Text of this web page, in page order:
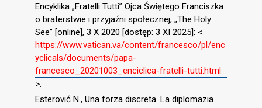
Encyklika „Fratelli Tutti” Ojca Świętego Franciszka
o braterstwie i przyjaźni społecznej, „The Holy
See” [online], 3 X 2020 [dostęp: 3 XI 2025]: <
https://www.vatican.va/content/francesco/pl/enc
yclicals/documents/papa-
francesco_20201003_enciclica-fratelli-tutti.html
>.
Esterović N., Una forza discreta. La diplomazia